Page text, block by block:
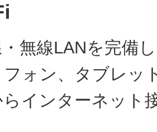
無線LANを完備
ォン、タブレッ
らインターネット